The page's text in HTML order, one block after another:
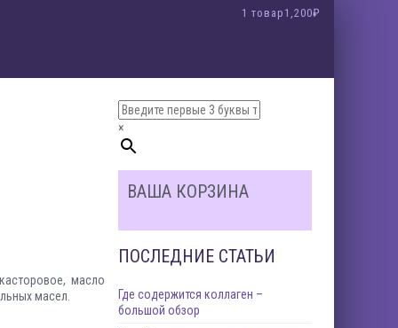
1 товар 1,200₽
качества!
для этого есть все условия. Здесь представлен
этого поистине королевского цветка.
в Крыму
SPF20, SPF15
по России
масло
масел.
×
ВАША КОРЗИНА
ПОСЛЕДНИЕ СТАТЬИ
Где содержится коллаген –
большой обзор